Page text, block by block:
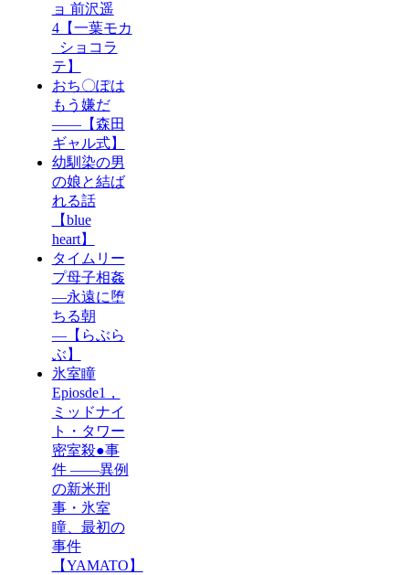
ョ 前沢遥
4【一葉モカ
_ショコラ
テ】
おち〇ぽは
もう嫌だ
――【森田
ギャル式】
幼馴染の男
の娘と結ば
れる話
【blue
heart】
タイムリー
プ母子相姦
―永遠に堕
ちる朝
―【らぶら
ぶ】
氷室瞳
Epiosde1，
ミッドナイ
ト・タワー
密室殺●事
件 ――異例
の新米刑
事・氷室
瞳、最初の
事件
【YAMATO】